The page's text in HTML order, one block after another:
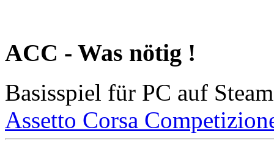
ACC - Was nötig !
Basisspiel für PC auf
Assetto Corsa